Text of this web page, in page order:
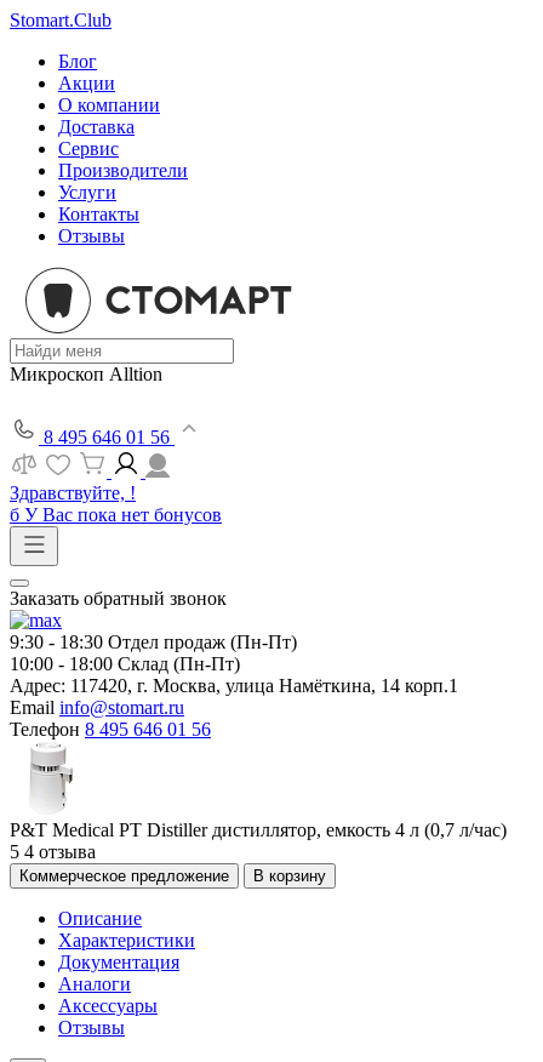
Stomart.Club
Блог
Акции
О компании
Доставка
Сервис
Производители
Услуги
Контакты
Отзывы
Микроскоп Alltion
8 495 646 01 56
Здравствуйте, !
б У Вас пока нет бонусов
Заказать обратный звонок
9:30 - 18:30 Отдел продаж (Пн-Пт)
10:00 - 18:00 Склад (Пн-Пт)
Адрес: 117420, г. Москва, улица Намёткина, 14 корп.1
Email info@stomart.ru
Телефон 8 495 646 01 56
P&T Medical PT Distiller дистиллятор, емкость 4 л (0,7 л/час)
5 4 отзыва
Коммерческое предложение В корзину
Описание
Характеристики
Документация
Аналоги
Аксессуары
Отзывы